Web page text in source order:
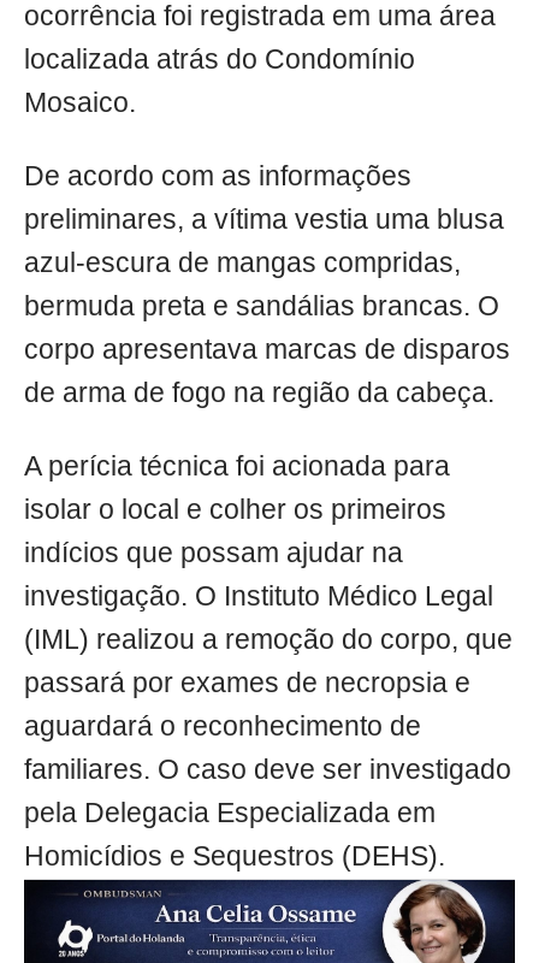
ocorrência foi registrada em uma área
localizada atrás do Condomínio
Mosaico.
De acordo com as informações
preliminares, a vítima vestia uma blusa
azul-escura de mangas compridas,
bermuda preta e sandálias brancas. O
corpo apresentava marcas de disparos
de arma de fogo na região da cabeça.
A perícia técnica foi acionada para
isolar o local e colher os primeiros
indícios que possam ajudar na
investigação. O Instituto Médico Legal
(IML) realizou a remoção do corpo, que
passará por exames de necropsia e
aguardará o reconhecimento de
familiares. O caso deve ser investigado
pela Delegacia Especializada em
Homicídios e Sequestros (DEHS).